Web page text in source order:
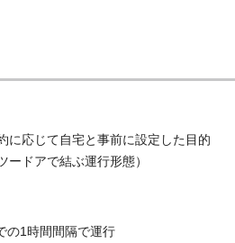
に応じて自宅と事前に設定した目的
ードアで結ぶ運行形態）
の1時間間隔で運行